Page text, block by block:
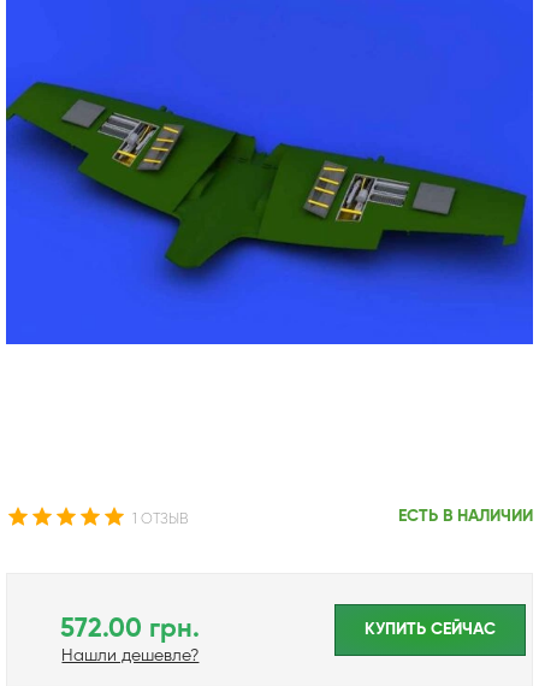
1 ОТЗЫВ ЕСТЬ В НАЛИЧИИ
572.00 грн.
Нашли дешевле?
КУПИТЬ CЕЙЧАС